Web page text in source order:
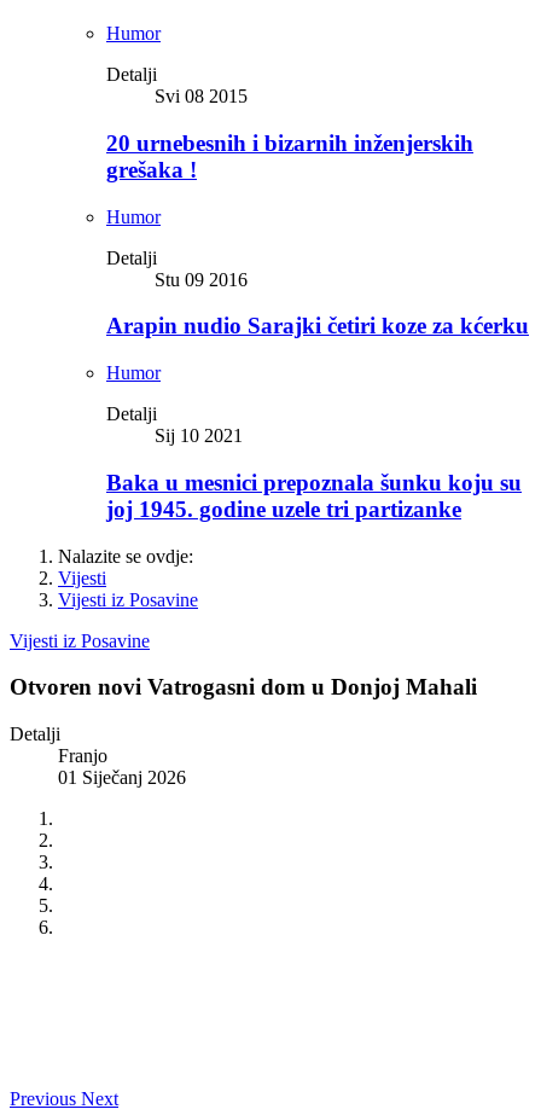
Humor
Detalji
Svi 08 2015
20 urnebesnih i bizarnih inženjerskih
grešaka !
Humor
Detalji
Stu 09 2016
Arapin nudio Sarajki četiri koze za kćerku
Humor
Detalji
Sij 10 2021
Baka u mesnici prepoznala šunku koju su
joj 1945. godine uzele tri partizanke
Nalazite se ovdje:
Vijesti
Vijesti iz Posavine
Vijesti iz Posavine
Otvoren novi Vatrogasni dom u Donjoj Mahali
Detalji
Franjo
01 Siječanj 2026
Previous Next